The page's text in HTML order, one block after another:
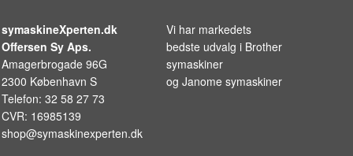
symaskineXperten.dk
Offersen Sy Aps.
Amagerbrogade 96G
2300 København S
Telefon: 32 58 27 73
CVR: 16985139
shop@symaskinexperten.dk
Vi har markedets
bedste udvalg i Brother
symaskiner
og Janome symaskiner